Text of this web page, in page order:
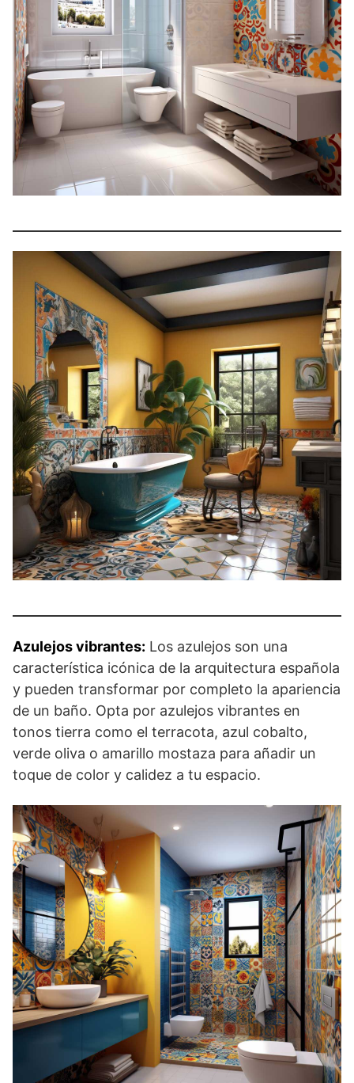
Azulejos vibrantes: Los azulejos son una
característica icónica de la arquitectura española
y pueden transformar por completo la apariencia
de un baño. Opta por azulejos vibrantes en
tonos tierra como el terracota, azul cobalto,
verde oliva o amarillo mostaza para añadir un
toque de color y calidez a tu espacio.